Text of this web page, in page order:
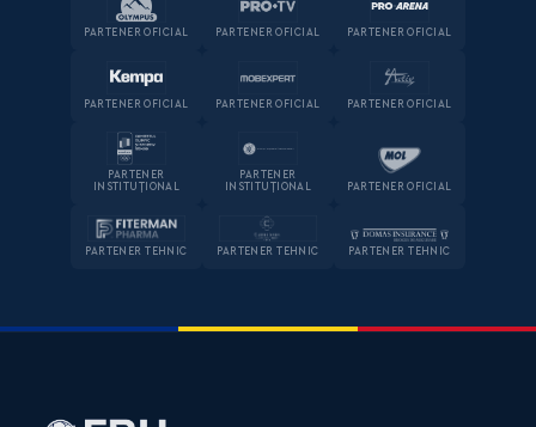
PARTENER OFICIAL PARTENER OFICIAL PARTENER OFICIAL
PARTENER OFICIAL PARTENER OFICIAL PARTENER OFICIAL
PARTENER
INSTITUȚIONAL
PARTENER
INSTITUȚIONAL
PARTENER OFICIAL
PARTENER TEHNIC PARTENER TEHNIC PARTENER TEHNIC